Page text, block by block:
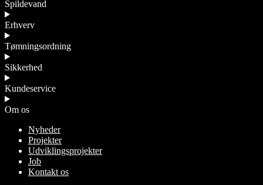
Spildevand
Erhverv
Tømningsordning
Sikkerhed
Kundeservice
Om os
Nyheder
Projekter
Udviklingsprojekter
Job
Kontakt os